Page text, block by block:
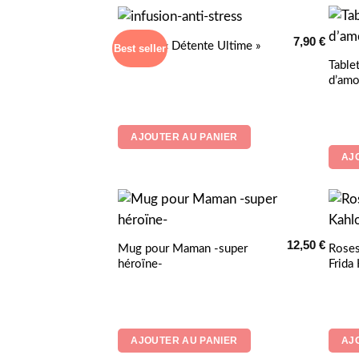
Best seller
Infusion « Détente Ultime » 7,90 €
AJOUTER AU PANIER
Mug pour Maman -super
héroïne-
12,50 €
AJOUTER AU PANIER
Frida